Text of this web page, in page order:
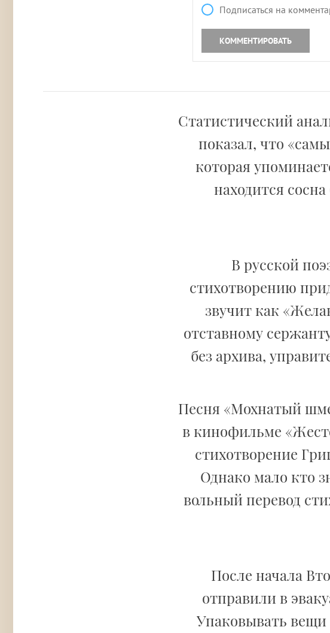
Подписаться на
КОММЕНТИРОВАТЬ
Статистический
показал, что
которая
находится
В русской
стихотворению
звучит как
отставному
без архива,
Песня «Мохнатый
в кинофильме
стихотворение
Однако мало кто
вольный перевод
После начала
отправили в
Упаковывать вещи